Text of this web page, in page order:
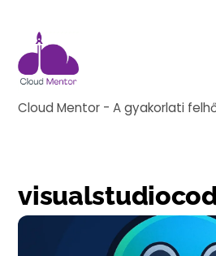
content
Cloud Mentor - A gyakorlati